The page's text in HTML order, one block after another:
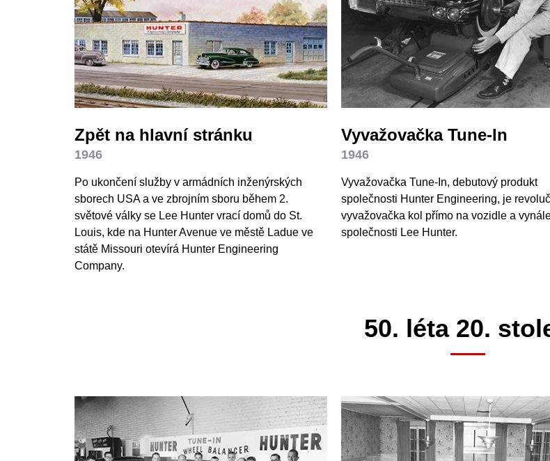
Zpět na hlavní stránku
1946
Po ukončení služby v armádních inženýrských
sborech USA a ve zbrojním sboru během 2.
světové války se Lee Hunter vrací domů do St.
Louis, kde na Hunter Avenue ve městě Ladue ve
státě Missouri otevírá Hunter Engineering
Company.
Vyvažovačka Tune-In
1946
Vyvažovačka Tune-In, debutový produkt
společnosti Hunter Engineering, je
vyvažovačka kol přímo na vozidle a
společnosti Lee Hunter.
50. léta 20.